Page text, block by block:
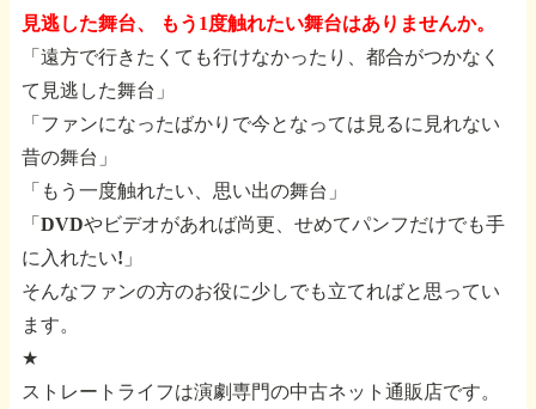
見逃した舞台、 もう1度触れたい舞台はありませんか。
「遠方で行きたくても行けなかったり、都合がつかなく
て見逃した舞台」
「ファンになったばかりで今となっては見るに見れない
昔の舞台」
「もう一度触れたい、思い出の舞台」
「DVDやビデオがあれば尚更、せめてパンフだけでも手
に入れたい!」
そんなファンの方のお役に少しでも立てればと思ってい
ます。
★
ストレートライフは演劇専門の中古ネット通販店です。